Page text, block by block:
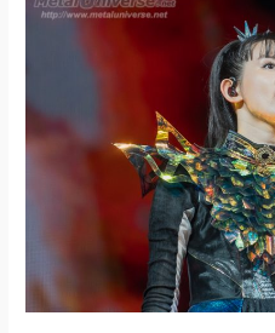
ans
avec